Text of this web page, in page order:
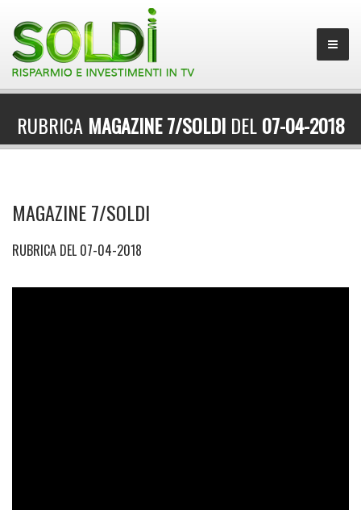
RUBRICA MAGAZINE 7/SOLDIDEL07-04-2018
MAGAZINE 7/SOLDI
RUBRICA DEL 07-04-2018